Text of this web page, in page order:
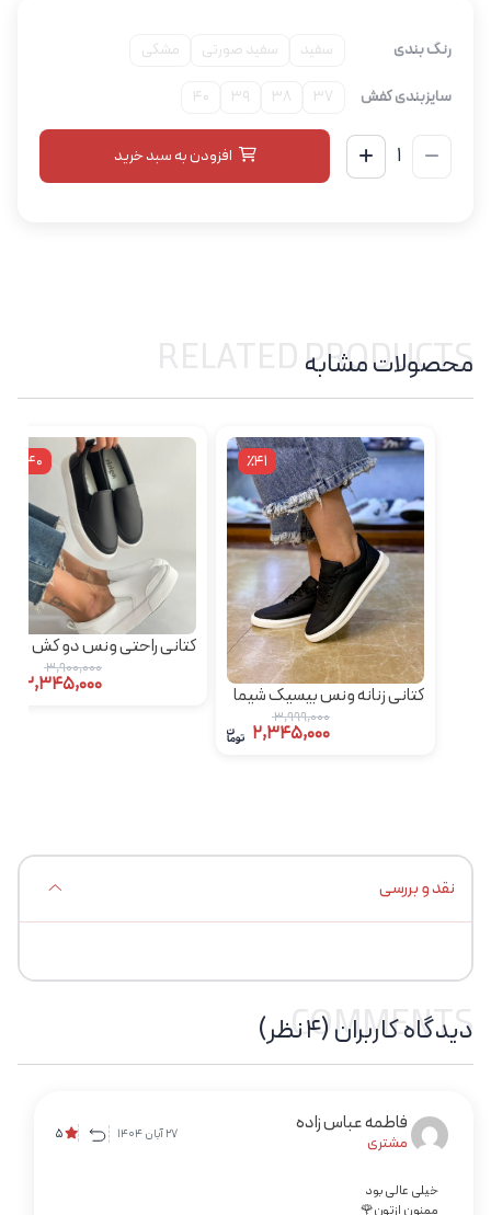
رنگ بندی سفید سفید صورتی مشکی
سایزبندی کفش 37
38
39
40
افزودن به سبد خرید
محصولات مشابه
RELATED PRODUCTS
٪41
کتانی زنانه ونس بیسیک شیما
3,999,000
2,345,000
٪40
کتانی راحتی ونس دو کش S
3,900,000
2,345,000
نقد و بررسی
دیدگاه کاربران (4 نظر)
COMMENTS
فاطمه عباس زاده
مشتری 27 آبان 1404 5
خیلی عالی بود
ممنون ازتون🌹